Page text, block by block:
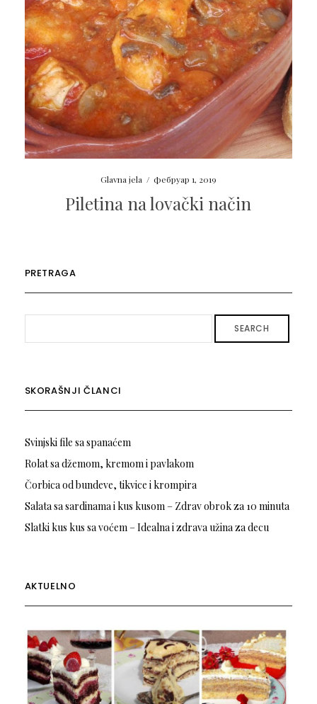
Glavna jela / фебруар 1, 2019
Piletina na lovački način
PRETRAGA
SEARCH
SKORAŠNJI ČLANCI
Svinjski file sa spanaćem
Rolat sa džemom, kremom i pavlakom
Čorbica od bundeve, tikvice i krompira
Salata sa sardinama i kus kusom – Zdrav obrok za 10 minuta
Slatki kus kus sa voćem – Idealna i zdrava užina za decu
AKTUELNO